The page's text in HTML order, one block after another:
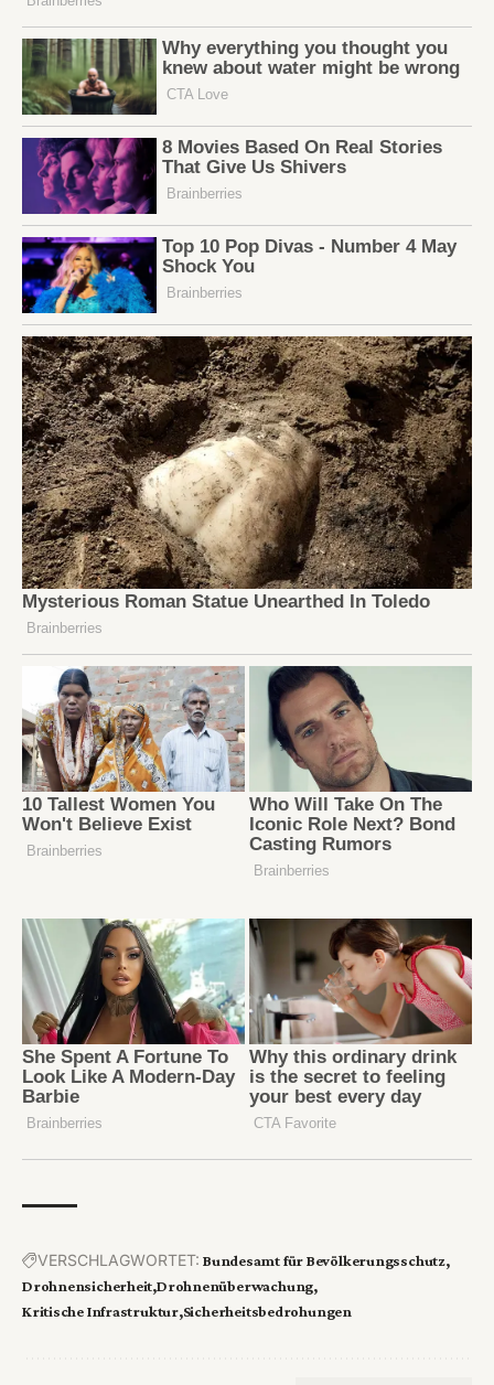
VERSCHLAGWORTET: Bundesamt für Bevölkerungsschutz
Drohnensicherheit Drohnenüberwachung
Kritische Infrastruktur Sicherheitsbedrohungen